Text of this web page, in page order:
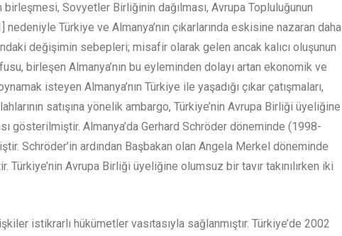
Sovyetler Birliğinin dağılması, Avrupa Topluluğunun
Türkiye ve Almanya’nın çıkarlarında eskisine nazaran daha
değişimin sebepleri; misafir olarak gelen ancak kalıcı oluşunun
birleşen Almanya’nın bu eyleminden dolayı artan ekonomik ve
isteyen Almanya’nın Türkiye ile yaşadığı çıkar çatışmaları,
satışına yönelik ambargo, Türkiye’nin Avrupa Birliği üyeliğine
gösterilmiştir. Almanya’da Gerhard Schröder döneminde (1998-
Schröder’in ardından Başbakan olan Angela Merkel döneminde
Avrupa Birliği üyeliğine olumsuz bir tavır takınılırken iki
istikrarlı hükümetler vasıtasıyla sağlanmıştır. Türkiye’de 2002